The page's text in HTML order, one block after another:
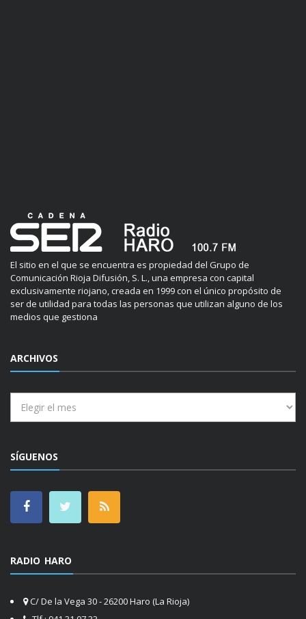
El sitio en el que se encuentra es propiedad del Grupo de
Comunicación Rioja Difusión, S. L., una empresa con capital
exclusivamente riojano, creada en 1999 con el único propósito de
ser de utilidad para todas las personas que utilizan alguno de los
medios que gestiona
ARCHIVOS
SÍGUENOS
RADIO HARO
C/ De la Vega 30 - 26200 Haro (La Rioja)